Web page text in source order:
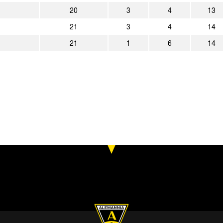
Alemannia Aachen Werder
20 3 4 13
21 3 4 14
21 1 6 14